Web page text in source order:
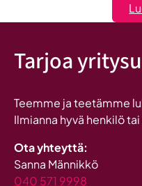
Tarjoa
Teemme ja teetämme
Ilmianna hyvä henkilö
Ota yhteyttä:
Sanna Männikkö
040 571 9998